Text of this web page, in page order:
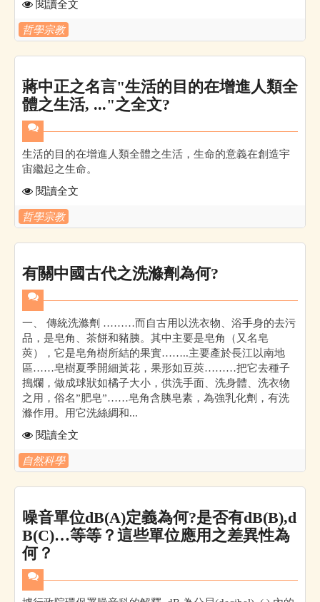
閱讀全文
哲學宗教
蔣中正之名言"生活的目的在增進人類全
體之生活, ..."之全文?
生活的目的在增進人類全體之生活，生命的意義在創造宇
宙繼起之生命。
閱讀全文
哲學宗教
有關中國古代之洗滌劑為何?
一、 傳統洗滌劑 ………而自古用以洗衣物、浴手身的去污
品，是皂角、茶餅和豬胰。其中主要是皂角（又名皂
莢），它是皂角樹所結的果實……..主要產於長江以南地
區……皂樹夏季開細黃花，果形如豆莢………把它去種子
搗爛，做成球狀如橘子大小，供洗手面、洗身體、洗衣物
之用，俗名”肥皂”……皂角含胰皂素，為強乳化劑，有洗
滌作用。用它洗絲綢和...
閱讀全文
自然科學
噪音單位dB(A)定義為何?是否有dB(B),d
B(C)…等等？這些單位應用之差異性為
何？